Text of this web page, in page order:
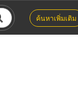
ค้นหาเพิ่มเติม